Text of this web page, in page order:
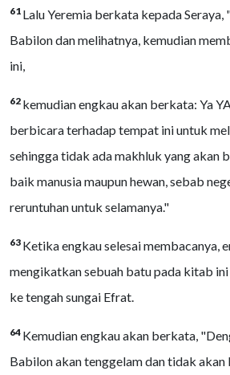
61 Lalu Yeremia berkata kepada
Babilon dan melihatnya, kemudian
ini,
62 kemudian engkau akan berkata: Ya
berbicara terhadap tempat ini untuk
sehingga tidak ada makhluk yang akan
baik manusia maupun hewan, sebab
reruntuhan untuk selamanya."
63 Ketika engkau selesai membacanya,
mengikatkan sebuah batu pada kitab
ke tengah sungai Efrat.
64 Kemudian engkau akan berkata,
Babilon akan tenggelam dan tidak